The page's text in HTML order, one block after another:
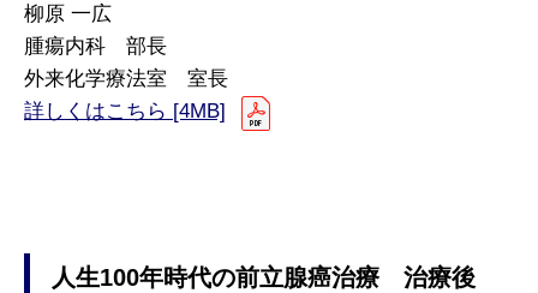
柳原 一広
腫瘍内科 部長
外来化学療法室 室長
詳しくはこちら [4MB]
人生100年時代の前立腺癌治療 治療後